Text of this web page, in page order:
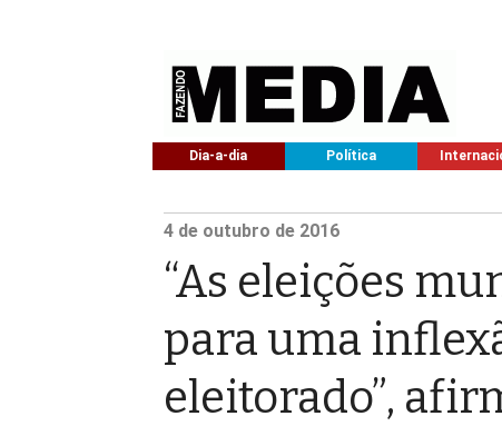
Dia-a-dia Política
4 de outubro de 2016
“As eleições
para uma
eleitorado”,